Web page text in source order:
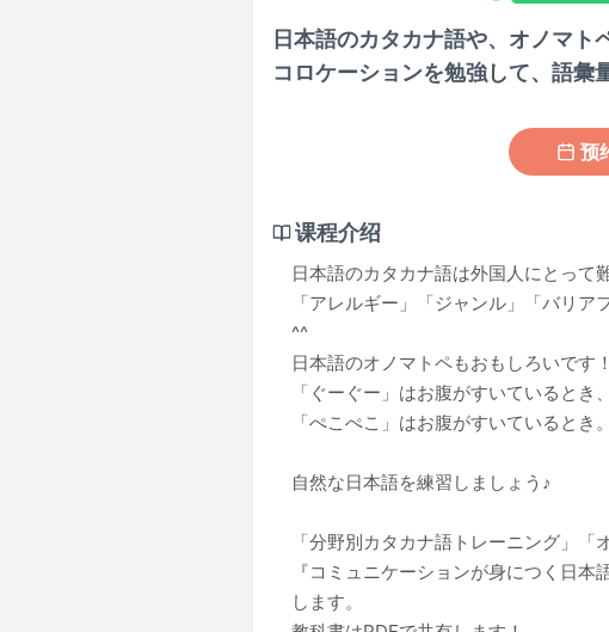
日本語のカタカナ語や、オノマト
コロケーションを勉強して、語彙
预
课程介绍
日本語のカタカナ語は外国人にとって
「アレルギー」「ジャンル」「バリ
^^
日本語のオノマトペもおもしろいです！
「ぐーぐー」はお腹がすいているとき
「ぺこぺこ」はお腹がすいているとき。
自然な日本語を練習しましょう♪
「分野別カタカナ語トレーニング」「
『コミュニケーションが身につく日
します。